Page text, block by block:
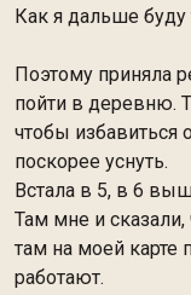
Как я дальше буду
Поэтому приняла
пойти в деревню.
чтобы избавиться
поскорее уснуть.
Встала в 5, в 6
Там мне и сказали,
там на моей карте
работают.